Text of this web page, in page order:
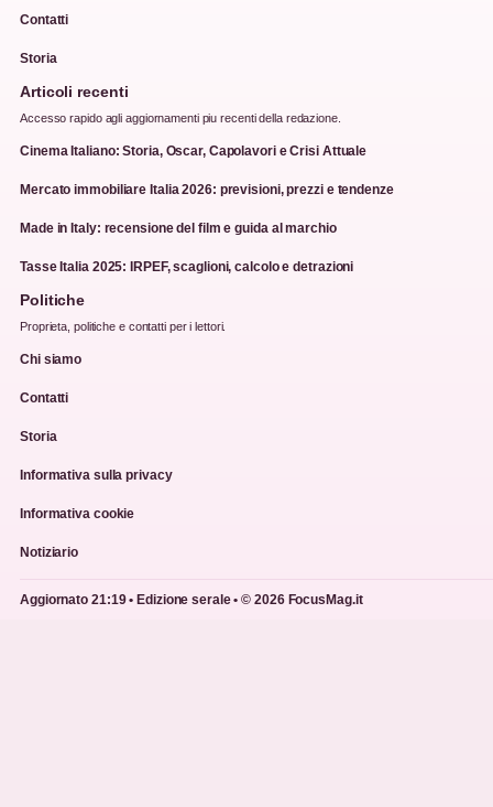
Contatti
Storia
Articoli recenti
Accesso rapido agli aggiornamenti piu recenti della redazione.
Cinema Italiano: Storia, Oscar, Capolavori e Crisi Attuale
Mercato immobiliare Italia 2026: previsioni, prezzi e tendenze
Made in Italy: recensione del film e guida al marchio
Tasse Italia 2025: IRPEF, scaglioni, calcolo e detrazioni
Politiche
Proprieta, politiche e contatti per i lettori.
Chi siamo
Contatti
Storia
Informativa sulla privacy
Informativa cookie
Notiziario
Aggiornato 21:19 • Edizione serale • © 2026 FocusMag.it